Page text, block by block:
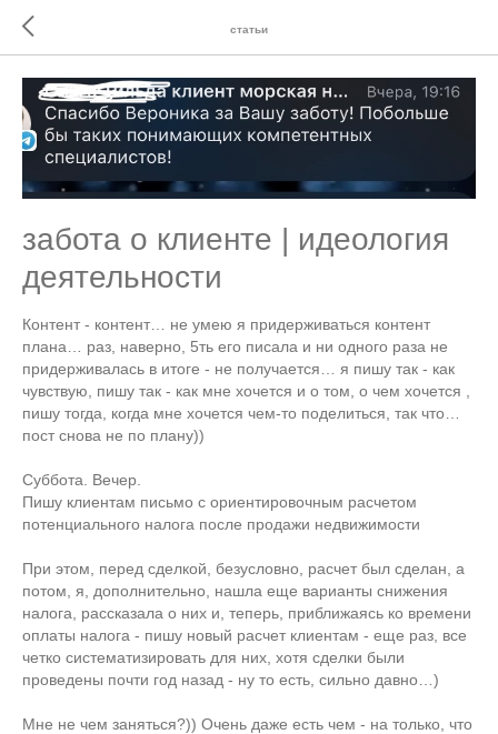
статьи
забота о клиенте | идеология
деятельности
Контент - контент… не умею я придерживаться контент
плана… раз, наверно, 5ть его писала и ни одного раза не
придерживалась в итоге - не получается… я пишу так - как
чувствую, пишу так - как мне хочется и о том, о чем хочется ,
пишу тогда, когда мне хочется чем-то поделиться, так что…
пост снова не по плану))
Суббота. Вечер.
Пишу клиентам письмо с ориентировочным расчетом
потенциального налога после продажи недвижимости
При этом, перед сделкой, безусловно, расчет был сделан, а
потом, я, дополнительно, нашла еще варианты снижения
налога, рассказала о них и, теперь, приближаясь ко времени
оплаты налога - пишу новый расчет клиентам - еще раз, все
четко систематизировать для них, хотя сделки были
проведены почти год назад - ну то есть, сильно давно…)
Мне не чем заняться?)) Очень даже есть чем - на только, что